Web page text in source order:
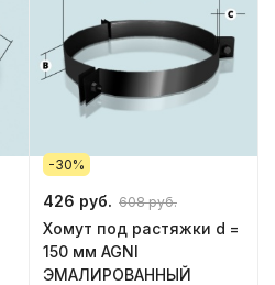
-30%
426 руб. 608 руб.
Хомут под растяжки d =
150 мм AGNI
ЭМАЛИРОВАННЫЙ